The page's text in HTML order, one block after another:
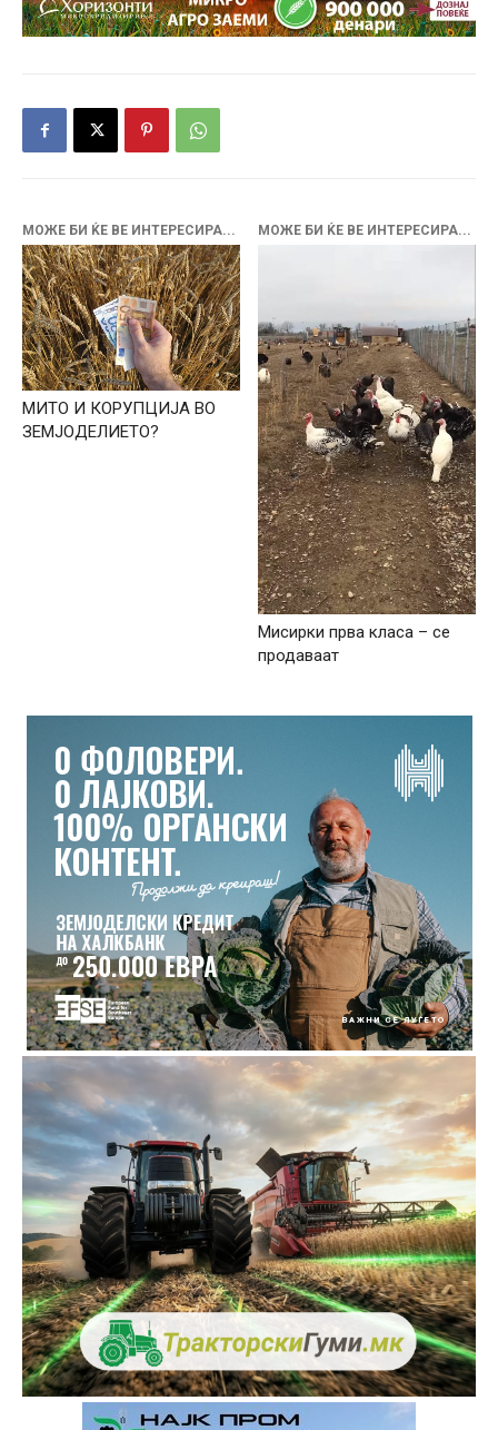
МОЖЕ БИ ЌЕ ВЕ ИНТЕРЕСИРА...
МИТО И КОРУПЦИЈА ВО
ЗЕМЈОДЕЛИЕТО?
МОЖЕ БИ ЌЕ ВЕ ИНТЕРЕСИРА...
Мисирки прва класа – се
продаваат